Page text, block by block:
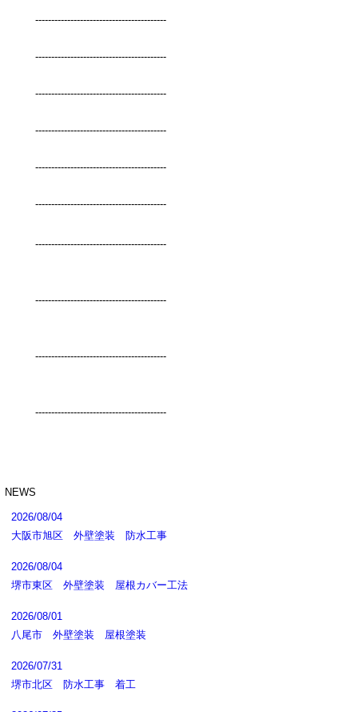
-----------------------------------------
-----------------------------------------
-----------------------------------------
-----------------------------------------
-----------------------------------------
-----------------------------------------
-----------------------------------------
-----------------------------------------
-----------------------------------------
-----------------------------------------
NEWS
2026/08/04
大阪市旭区 外壁塗装 防水工事
2026/08/04
堺市東区 外壁塗装 屋根カバー工法
2026/08/01
八尾市 外壁塗装 屋根塗装
2026/07/31
堺市北区 防水工事 着工